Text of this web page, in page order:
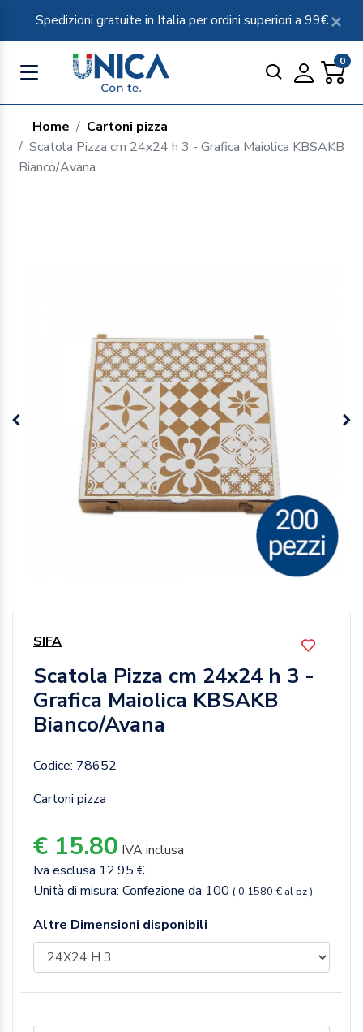
Spedizioni gratuite in Italia per ordini superiori a 99€
0
Home
Cartoni pizza
Scatola Pizza cm 24x24 h 3 - Grafica Maiolica KBSAKB
Bianco/Avana
SIFA
Scatola Pizza cm 24x24 h 3 -
Grafica Maiolica KBSAKB
Bianco/Avana
Codice: 78652
Cartoni pizza
€ 15.80 IVA inclusa
Iva esclusa 12.95 €
Unità di misura: Confezione da 100 ( 0.1580 € al pz )
Altre Dimensioni disponibili